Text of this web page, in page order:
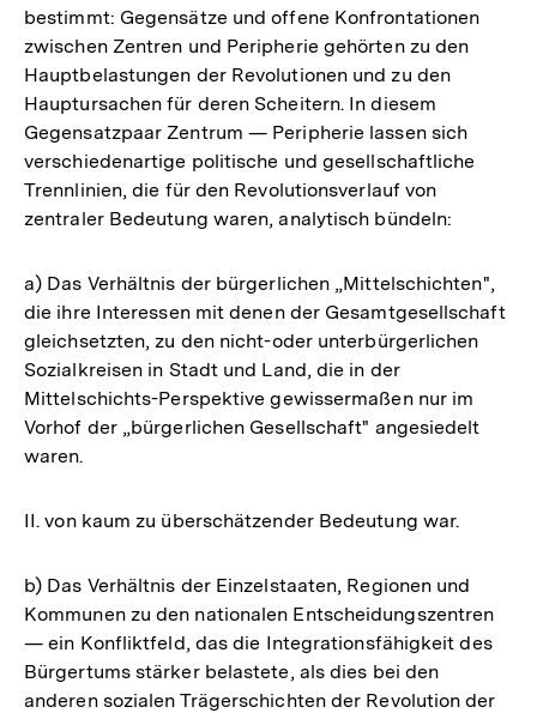
bestimmt: Gegensätze und offene Konfrontationen
zwischen Zentren und Peripherie gehörten zu den
Hauptbelastungen der Revolutionen und zu den
Hauptursachen für deren Scheitern. In diesem
Gegensatzpaar Zentrum — Peripherie lassen sich
verschiedenartige politische und gesellschaftliche
Trennlinien, die für den Revolutionsverlauf von
zentraler Bedeutung waren, analytisch bündeln:
a) Das Verhältnis der bürgerlichen „Mittelschichten",
die ihre Interessen mit denen der Gesamtgesellschaft
gleichsetzten, zu den nicht-oder unterbürgerlichen
Sozialkreisen in Stadt und Land, die in der
Mittelschichts-Perspektive gewissermaßen nur im
Vorhof der „bürgerlichen Gesellschaft" angesiedelt
waren.
II. von kaum zu überschätzender Bedeutung war.
b) Das Verhältnis der Einzelstaaten, Regionen und
Kommunen zu den nationalen Entscheidungszentren
— ein Konfliktfeld, das die Integrationsfähigkeit des
Bürgertums stärker belastete, als dies bei den
anderen sozialen Trägerschichten der Revolution der